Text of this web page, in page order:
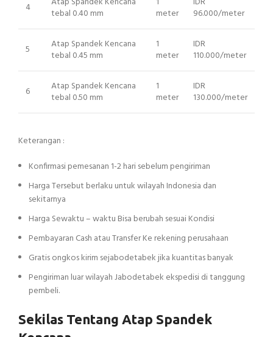
4
tebal 0.40 mm
meter
96.000/meter
5
Atap Spandek Kencana
tebal 0.45 mm
1
meter
IDR
110.000/meter
6
Atap Spandek Kencana
tebal 0.50 mm
1
meter
IDR
130.000/meter
Keterangan :
Konfirmasi pemesanan 1-2 hari sebelum pengiriman
Harga Tersebut berlaku untuk wilayah Indonesia dan
sekitarnya
Harga Sewaktu – waktu Bisa berubah sesuai Kondisi
Pembayaran Cash atau Transfer Ke rekening perusahaan
Gratis ongkos kirim sejabodetabek jika kuantitas banyak
Pengiriman luar wilayah Jabodetabek ekspedisi di tanggung
pembeli.
Sekilas Tentang Atap Spandek